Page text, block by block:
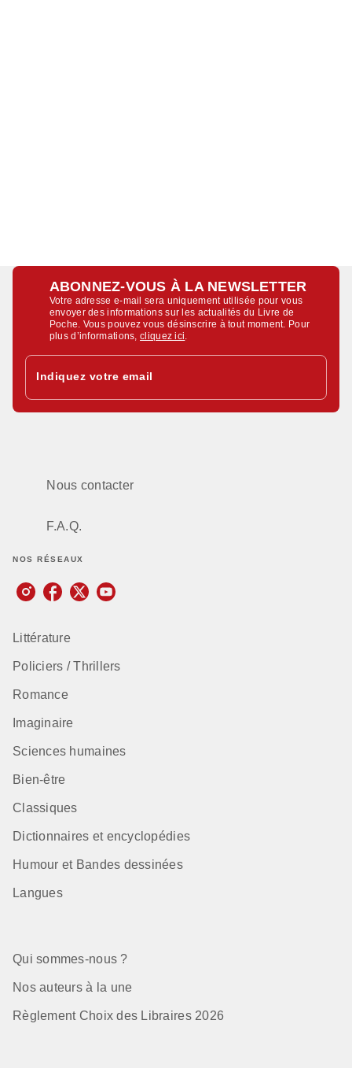
ABONNEZ-VOUS À LA NEWSLETTER
Votre adresse e-mail sera uniquement utilisée pour vous
envoyer des informations sur les actualités du Livre de
Poche. Vous pouvez vous désinscrire à tout moment. Pour
plus d’informations,cliquez ici
Indiquez votre email
Nous contacter
F.A.Q.
NOS RÉSEAUX
Littérature
Policiers / Thrillers
Romance
Imaginaire
Sciences humaines
Bien-être
Classiques
Dictionnaires et encyclopédies
Humour et Bandes dessinées
Langues
Qui sommes-nous ?
Nos auteurs à la une
Règlement Choix des Libraires 2026